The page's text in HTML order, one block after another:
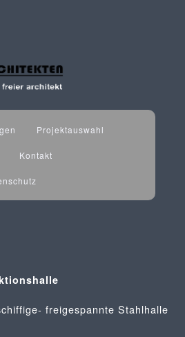
Projektauswahl
Kontakt
freigespannte Stahlhalle